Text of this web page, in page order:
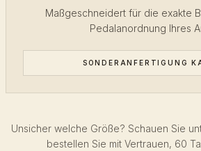
Maßgeschneidert für die exakte
Pedalanordnung Ihres
SONDERANFERTIGUNG
Unsicher welche Größe? Schauen Sie
bestellen Sie mit Vertrauen, 60